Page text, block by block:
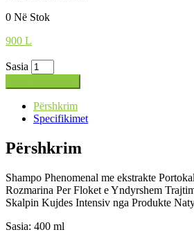
0 Në Stok
900 L
Sasia
Përshkrim
Specifikimet
Përshkrim
Shampo Phenomenal me ekstrakte
Rozmarina Per Floket e Yndyrshem
Skalpin Kujdes Intensiv nga Produkte
Sasia: 400 ml